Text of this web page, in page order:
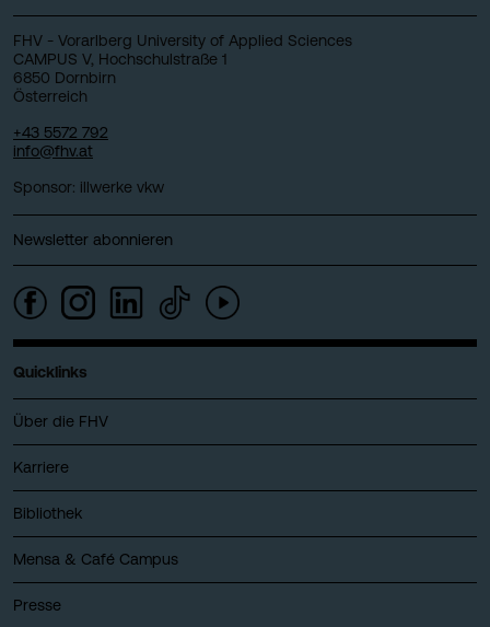
FHV - Vorarlberg University of Applied Sciences
CAMPUS V, Hochschulstraße 1
6850 Dornbirn
Österreich
+43 5572 792
info@fhv.at
Sponsor: illwerke vkw
Newsletter abonnieren
Quicklinks
Über die FHV
Karriere
Bibliothek
Mensa & Café Campus
Presse